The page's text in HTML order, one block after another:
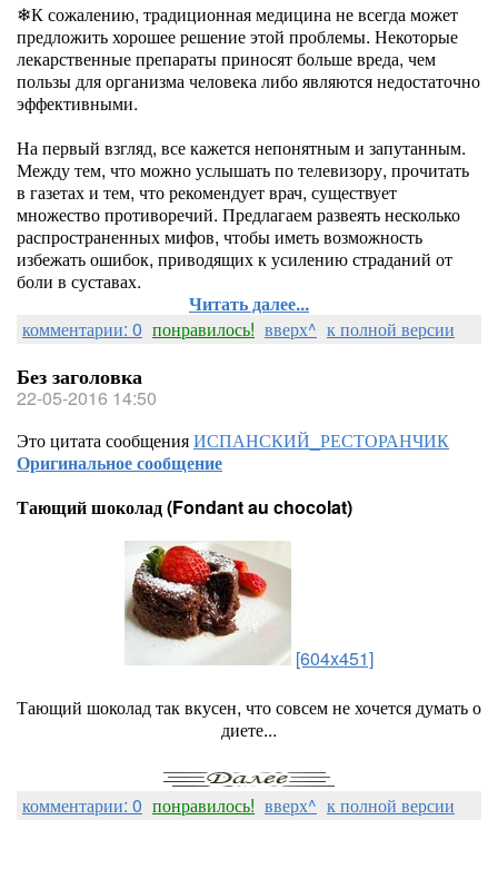
❄К сожалению, традиционная медицина не всегда может
предложить хорошее решение этой проблемы. Некоторые
лекарственные препараты приносят больше вреда, чем
пользы для организма человека либо являются недостаточно
эффективными.
На первый взгляд, все кажется непонятным и запутанным.
Между тем, что можно услышать по телевизору, прочитать
в газетах и тем, что рекомендует врач, существует
множество противоречий. Предлагаем развеять несколько
распространенных мифов, чтобы иметь возможность
избежать ошибок, приводящих к усилению страданий от
боли в суставах.
Читать далее...
комментарии: 0 понравилось! вверх^ к полной версии
Без заголовка
22-05-2016 14:50
Это цитата сообщенияИСПАНСКИЙ_РЕСТОРАНЧИК
Оригинальное сообщение
Тающий шоколад (Fondant au chocolat)
[604x451]
Тающий шоколад так вкусен, что совсем не хочется думать о
диете...
комментарии: 0 понравилось! вверх^ к полной версии